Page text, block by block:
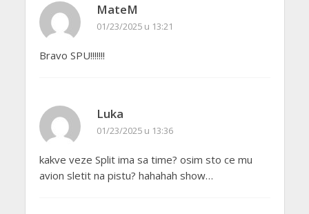
MateM
01/23/2025 u 13:21
Bravo SPU!!!!!!!
Luka
01/23/2025 u 13:36
kakve veze Split ima sa time? osim sto ce mu
avion sletit na pistu? hahahah show…